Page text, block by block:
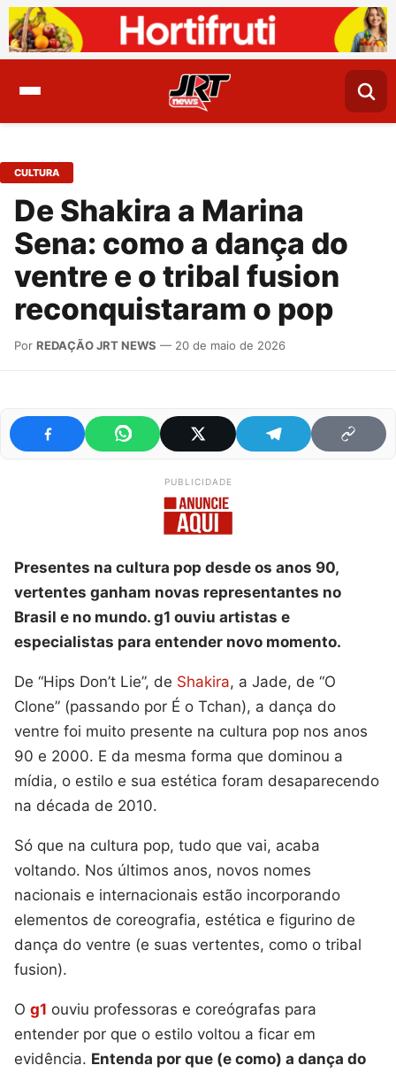
CULTURA
De Shakira a Marina
Sena: como a dança do
ventre e o tribal fusion
reconquistaram o pop
Por REDAÇÃO JRT NEWS — 20 de maio de 2026
PUBLICIDADE
Presentes na cultura pop desde os anos 90,
vertentes ganham novas representantes no
Brasil e no mundo. g1 ouviu artistas e
especialistas para entender novo momento.
De “Hips Don’t Lie”, de Shakira, a Jade, de “O
Clone” (passando por É o Tchan), a dança do
ventre foi muito presente na cultura pop nos anos
90 e 2000. E da mesma forma que dominou a
mídia, o estilo e sua estética foram desaparecendo
na década de 2010.
Só que na cultura pop, tudo que vai, acaba
voltando. Nos últimos anos, novos nomes
nacionais e internacionais estão incorporando
elementos de coreografia, estética e figurino de
dança do ventre (e suas vertentes, como o tribal
fusion).
O g1 ouviu professoras e coreógrafas para
entender por que o estilo voltou a ficar em
evidência. Entenda por que (e como) a dança do